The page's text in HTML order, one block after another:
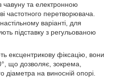
та електронною
частотного перетворювача.
варіанті, для
підставку з регульованою
ексцентрикову фіксацію, вони
що дозволяє, зокрема,
діаметра на виносній опорі.